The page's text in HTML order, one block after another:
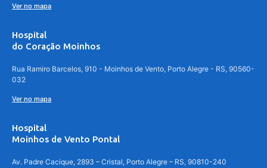
Ver no mapa
Hospital
do Coração Moinhos
Rua Ramiro Barcelos, 910 - Moinhos de Vento, Porto Alegre - RS, 90560-
032
Ver no mapa
Hospital
Moinhos de Vento Pontal
Av. Padre Cacique, 2893 – Cristal, Porto Alegre – RS, 90810-240